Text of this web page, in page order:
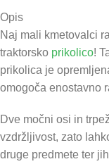
Opis
Naj mali kmetovalci
traktorsko prikolico!
prikolica je
omogoča enostavno
Dve močni osi in
vzdržljivost, zato
druge predmete ter